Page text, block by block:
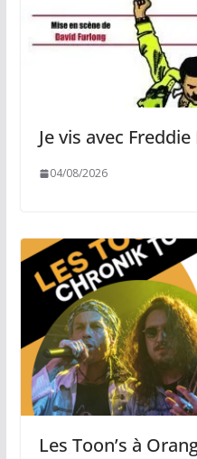
Je vis avec
04/08/2026
Les Toon’s à